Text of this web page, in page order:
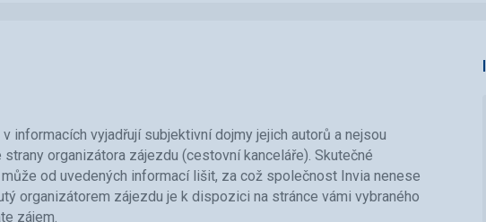
informacích vyjadřují subjektivní dojmy jejich autorů a nejsou
organizátora zájezdu (cestovní kanceláře). Skutečné
od uvedených informací lišit, za což společnost Invia nenese
organizátorem zájezdu je k dispozici na stránce vámi vybraného
zájem.